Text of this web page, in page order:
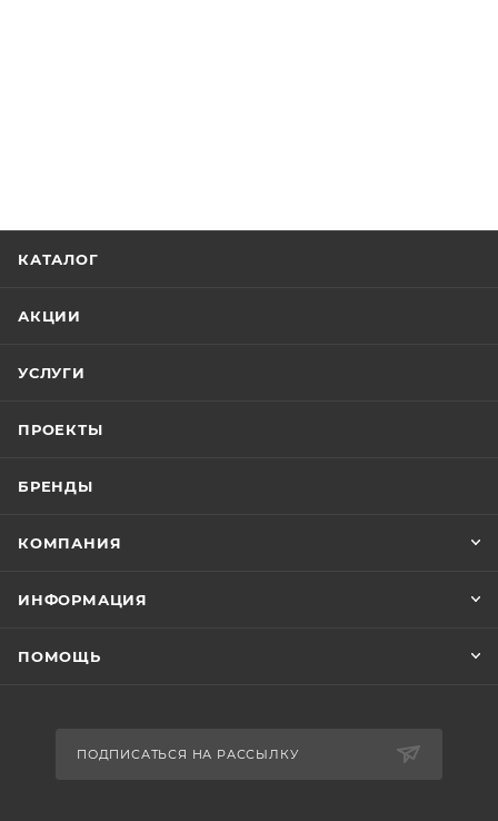
КАТАЛОГ
АКЦИИ
УСЛУГИ
ПРОЕКТЫ
БРЕНДЫ
КОМПАНИЯ
ИНФОРМАЦИЯ
ПОМОЩЬ
ПОДПИСАТЬСЯ НА РАССЫЛКУ